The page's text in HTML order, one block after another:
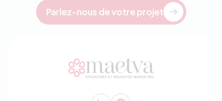
Parlez-nous de votre projet